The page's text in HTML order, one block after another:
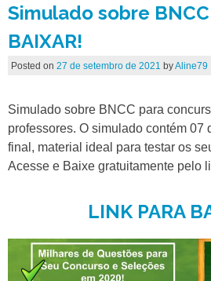
Simulado sobre
BAIXAR!
Posted on 27 de setembro de 2021 byAline79
Simulado sobre BNCC para
professores. O simulado contém 07
final, material ideal para testar os
Acesse e Baixe gratuitamente pelo
LINK PARA